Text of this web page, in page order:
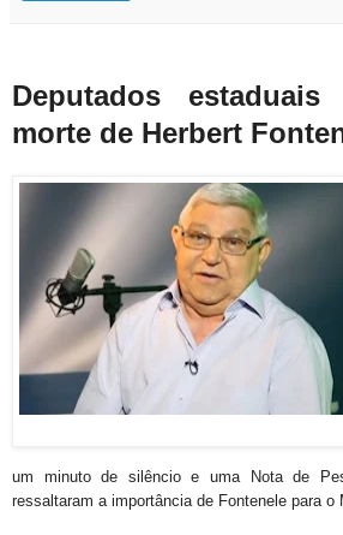
Deputados
morte de Herbert
um minuto de silêncio e uma Nota de
ressaltaram a importância de Fontenele para o